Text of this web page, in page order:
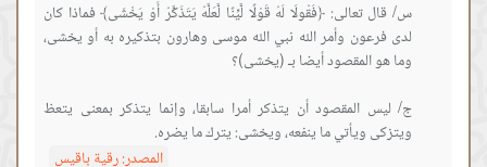
س/ قال تعالى: ﴿فَقُولَا لَهُ قَوْلًا لَّيِّنًا لَّعَلَّهُ يَتَذَكَّرُ أَوْ يَخْشَى﴾ فماذا كان
لدى فرعون وأمر الله نبي الله موسى وهارون بتذكيره به أو يخشى،
ج/ ليس المقصود أن يتذكر أمرا سابقا، وإنما يتذكر بمعنى يتعظ
ويتزكى ويأتي ما ينفعه، ويخشى: يترك ما يضره.
المصدر:رقية باقيس